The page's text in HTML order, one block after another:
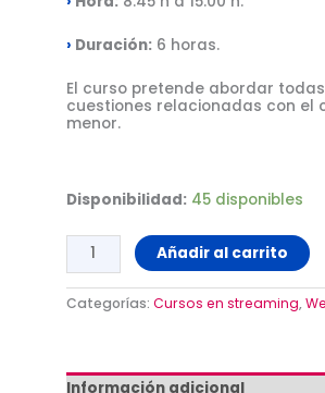
› Duración: 6 horas.
El curso pretende abordar
cuestiones relacionadas con el
menor.
Disponibilidad: 45 disponibles
Añadir al carrito
Categorías:Cursos en streaming,
Información adicional